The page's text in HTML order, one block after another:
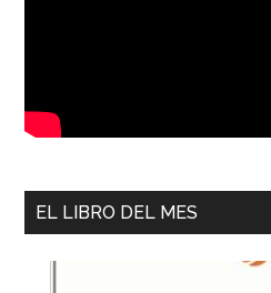
EL LIBRO DEL MES